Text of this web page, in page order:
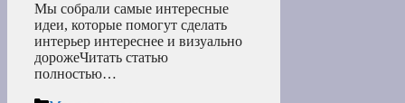
Мы собрали самые интересные
идеи, которые помогут сделать
интерьер интереснее и визуально
дорожеЧитать статью
полностью…